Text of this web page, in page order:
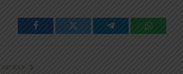
Facebook Twitter Telegram WhatsApp